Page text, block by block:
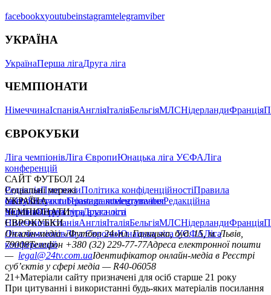
facebookxyoutubeinstagramtelegramviber
УКРАЇНА
УкраїнаПерша лігаДруга ліга
ЧЕМПІОНАТИ
НімеччинаІспаніяАнгліяІталіяБельгіяМЛСНідерландиФранція
ЄВРОКУБКИ
Ліга чемпіонівЛіга ЄвропиЮнацька ліга УЄФАЛіга
конференцій
САЙТ ФУТБОЛ 24
РедакціяПрогнозиПолітика конфіденційностіПравила
сайтуКонтактиПравила коментуванняРедакційна
політикаСтруктура власності
Соціальні мережі
facebookxyoutubeinstagramtelegramviber
УКРАЇНА
УкраїнаПерша лігаДруга ліга
ЧЕМПІОНАТИ
НімеччинаІспаніяАнгліяІталіяБельгіяМЛСНідерландиФранція
ЄВРОКУБКИ
Ліга чемпіонівЛіга ЄвропиЮнацька ліга УЄФАЛіга
конференцій
Онлайн-медіа «Футбол 24»пл. Галицька, буд. 15, м. Львів,
79008Телефон +380 (32) 229-77-77Адреса електронної пошти
— legal@24tv.com.uaІдентифікатор онлайн-медіа в Реєстрі
суб’єктів у сфері медіа — R40-06058
21+Матеріали сайту призначені для осіб старше 21 року
При цитуванні і використанні будь-яких матеріалів посилання